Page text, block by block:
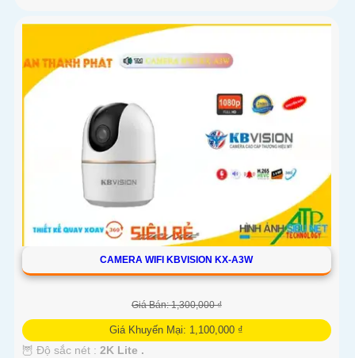
CAMERA WIFI KBVISION KX-A3W
Giá Bán: 1,300,000 ₫
Giá Khuyến Mại: 1,100,000 ₫
🦉 Độ sắc nét : 2K Lite .